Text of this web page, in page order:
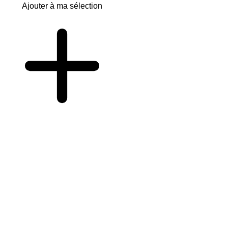
Ajouter à ma sélection